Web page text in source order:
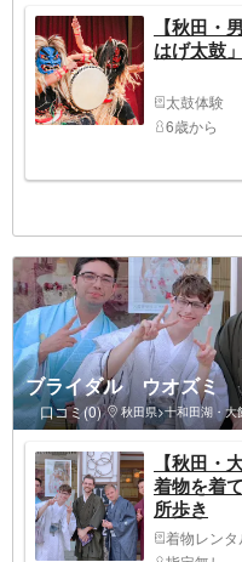
【秋田・
はげ太鼓
太鼓体験
6歳から
ブライダル ウオズミ
口コミ(0) 秋田県>十和田湖・大
【秋田・
着物を着
所歩き
着物レン